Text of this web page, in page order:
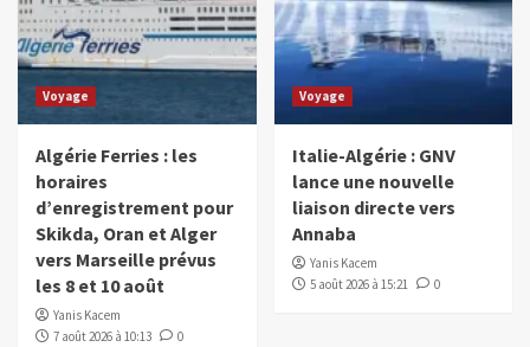
Voyage
Algérie Ferries : les
horaires
d’enregistrement pour
Skikda, Oran et Alger
vers Marseille prévus
les 8 et 10 août
Yanis Kacem
7 août 2026 à 10:13
0
Voyage
Italie-Algérie : GNV
lance une nouvelle
liaison directe vers
Annaba
Yanis Kacem
5 août 2026 à 15:21
0